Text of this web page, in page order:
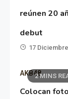
reúnen 20
debut
17
2 MINS
AKB48
Colocan